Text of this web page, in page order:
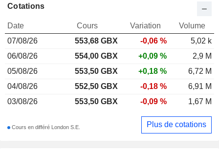
Cotations
Date Cours Variation
Volume
07/08/26
553,68 GBX -0,06 %
5,02 k
06/08/26
554,00 GBX +0,09 %
2,9 M
05/08/26
553,50 GBX +0,18 %
6,72 M
04/08/26
552,50 GBX -0,18 %
6,91 M
03/08/26
553,50 GBX -0,09 % 1,67 M
Cours en différé London S.E. Plus de cotations